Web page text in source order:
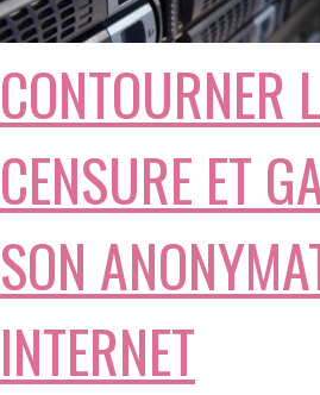
CONTOURNER
CENSURE ET
SON
INTERNET